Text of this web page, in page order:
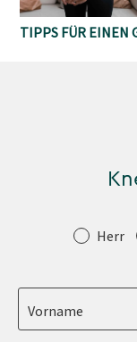
TIPPS FÜR EINEN
Anrede Herr
Vorname